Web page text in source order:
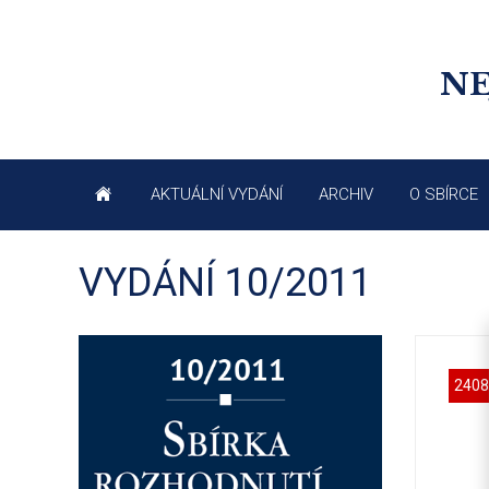
AKTUÁLNÍ VYDÁNÍ ARCHIV O SBÍRCE
VYDÁNÍ 10/2011